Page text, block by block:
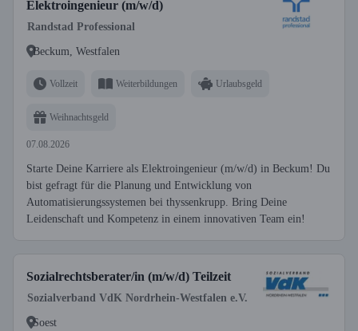
Elektroingenieur (m/w/d)
Randstad Professional
Beckum, Westfalen
Vollzeit Weiterbildungen Urlaubsgeld
Weihnachtsgeld
07.08.2026
Starte Deine Karriere als Elektroingenieur (m/w/d) in Beckum! Du
bist gefragt für die Planung und Entwicklung von
Automatisierungssystemen bei thyssenkrupp. Bring Deine
Leidenschaft und Kompetenz in einem innovativen Team ein!
Sozialrechtsberater/in (m/w/d) Teilzeit
Sozialverband VdK Nordrhein-Westfalen e.V.
Soest